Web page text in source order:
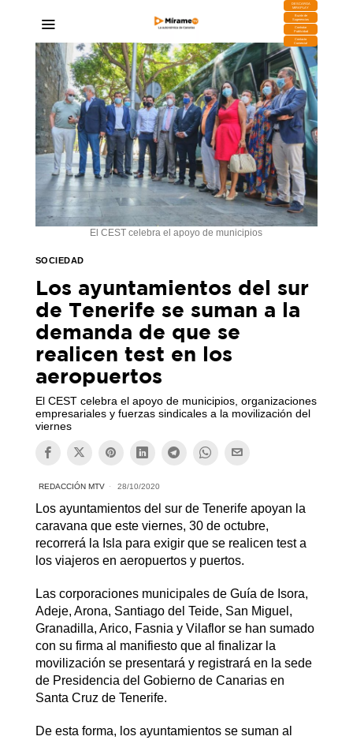
DESCARGA
MIRAPLAY
Buzón de
Sugerencias
Contratar
Publicidad
Contacto
Comercial
El CEST celebra el apoyo de municipios
SOCIEDAD
Los ayuntamientos del sur
de Tenerife se suman a la
demanda de que se
realicen test en los
aeropuertos
El CEST celebra el apoyo de municipios, organizaciones
empresariales y fuerzas sindicales a la movilización del
viernes
REDACCIÓN MTV 28/10/2020
Los ayuntamientos del sur de Tenerife apoyan la
caravana que este viernes, 30 de octubre,
recorrerá la Isla para exigir que se realicen test a
los viajeros en aeropuertos y puertos.
Las corporaciones municipales de Guía de Isora,
Adeje, Arona, Santiago del Teide, San Miguel,
Granadilla, Arico, Fasnia y Vilaflor se han sumado
con su firma al manifiesto que al finalizar la
movilización se presentará y registrará en la sede
de Presidencia del Gobierno de Canarias en
Santa Cruz de Tenerife.
De esta forma, los ayuntamientos se suman al